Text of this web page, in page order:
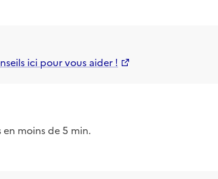
ici pour vous aider !
en moins de 5 min.